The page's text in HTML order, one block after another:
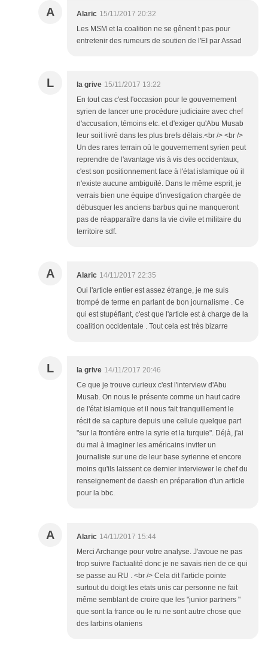
A Alaric 15/11/2017 20:32
Les MSM et la coalition ne se gênent t pas pour
entretenir des rumeurs de soutien de l'EI par Assad
L la grive 15/11/2017 13:22
En tout cas c'est l'occasion pour le gouvernement
syrien de lancer une procédure judiciaire avec chef
d'accusation, témoins etc. et d'exiger qu'Abu Musab
leur soit livré dans les plus brefs délais.<br /> <br />
Un des rares terrain où le gouvernement syrien peut
reprendre de l'avantage vis à vis des occidentaux,
c'est son positionnement face à l'état islamique où il
n'existe aucune ambiguïté. Dans le même esprit, je
verrais bien une équipe d'investigation chargée de
débusquer les anciens barbus qui ne manqueront
pas de réapparaître dans la vie civile et militaire du
territoire sdf.
A Alaric 14/11/2017 22:35
Oui l'article entier est assez étrange, je me suis
trompé de terme en parlant de bon journalisme . Ce
qui est stupéfiant, c'est que l'article est à charge de la
coalition occidentale . Tout cela est très bizarre
L la grive 14/11/2017 20:46
Ce que je trouve curieux c'est l'interview d'Abu
Musab. On nous le présente comme un haut cadre
de l'état islamique et il nous fait tranquillement le
récit de sa capture depuis une cellule quelque part
"sur la frontière entre la syrie et la turquie". Déjà, j'ai
du mal à imaginer les américains inviter un
journaliste sur une de leur base syrienne et encore
moins qu'ils laissent ce dernier interviewer le chef du
renseignement de daesh en préparation d'un article
pour la bbc.
A Alaric 14/11/2017 15:44
Merci Archange pour votre analyse. J'avoue ne pas
trop suivre l'actualité donc je ne savais rien de ce qui
se passe au RU . <br /> Cela dit l'article pointe
surtout du doigt les etats unis car personne ne fait
même semblant de croire que les "junior partners "
que sont la france ou le ru ne sont autre chose que
des larbins otaniens